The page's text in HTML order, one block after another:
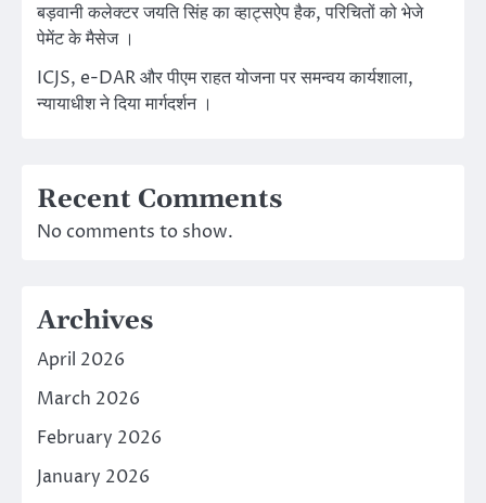
बड़वानी कलेक्टर जयति सिंह का व्हाट्सऐप हैक, परिचितों को भेजे
पेमेंट के मैसेज ।
ICJS, e-DAR और पीएम राहत योजना पर समन्वय कार्यशाला,
न्यायाधीश ने दिया मार्गदर्शन ।
Recent Comments
No comments to show.
Archives
April 2026
March 2026
February 2026
January 2026